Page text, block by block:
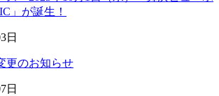
」が誕生！
日
更のお知らせ
日